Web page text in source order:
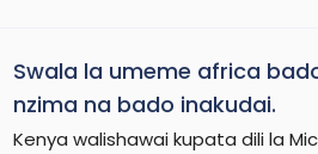
Swala la umeme africa
nzima na bado inakudai.
Kenya walishawai kupata dili la